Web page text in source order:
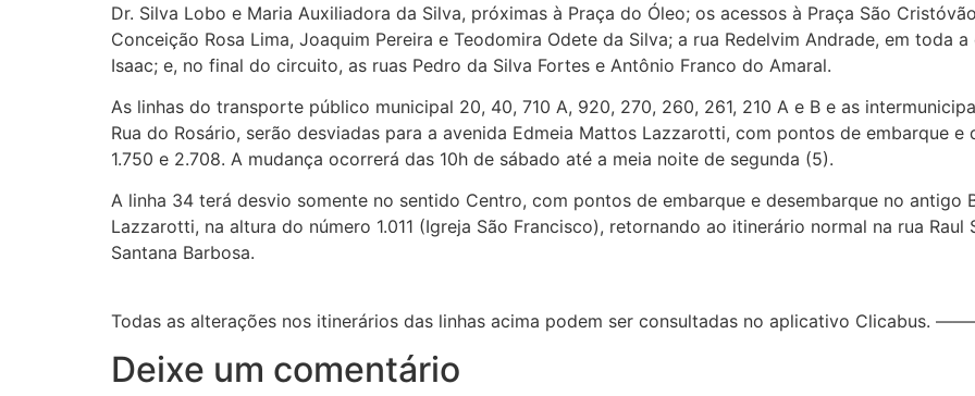
Dr. Silva Lobo e Maria Auxiliadora da Silva, próximas à Praça do Óleo; os acessos à Praça São
Conceição Rosa Lima, Joaquim Pereira e Teodomira Odete da Silva; a rua Redelvim Andrade, em toda
Isaac; e, no final do circuito, as ruas Pedro da Silva Fortes e Antônio Franco do Amaral.
As linhas do transporte público municipal 20, 40, 710 A, 920, 270, 260, 261, 210 A e B e as
Rua do Rosário, serão desviadas para a avenida Edmeia Mattos Lazzarotti, com pontos de embarque e
1.750 e 2.708. A mudança ocorrerá das 10h de sábado até a meia noite de segunda (5).
A linha 34 terá desvio somente no sentido Centro, com pontos de embarque e desembarque no antigo
Lazzarotti, na altura do número 1.011 (Igreja São Francisco), retornando ao itinerário normal na rua Raul
Santana Barbosa.
Todas as alterações nos itinerários das linhas acima podem ser consultadas no aplicativo
Deixe um comentário